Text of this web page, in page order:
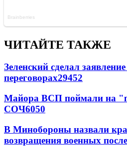
ЧИТАЙТЕ ТАКЖЕ
Зеленский сделал
переговорах29452
Майора ВСП поймали на
СОЧ6050
В Минобороны назвали
возвращения военных